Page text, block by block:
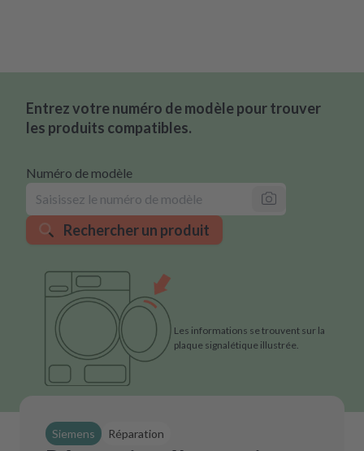
Entrez votre numéro de modèle pour trouver
les produits compatibles.
Numéro de modèle
Rechercher un produit
Les informations se trouvent sur la
plaque signalétique illustrée.
Siemens Réparation